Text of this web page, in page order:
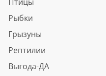
Рыбки
Грызуны
Рептилии
Выгода-ДА